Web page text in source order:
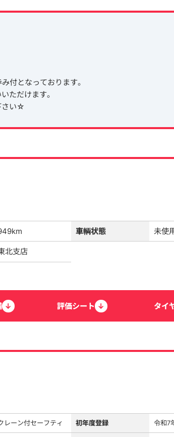
となっております。
ただけます。
さい☆
車輌状態 未使
北支店
↓ 評価シート ↓ タイ
レーン付セーフティ 初年度登録 令和7